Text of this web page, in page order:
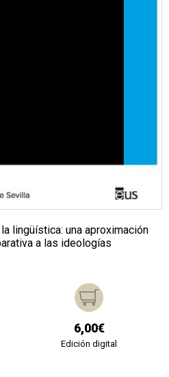
lingüística: una aproximación
a las ideologías
6,00€
Edición digital